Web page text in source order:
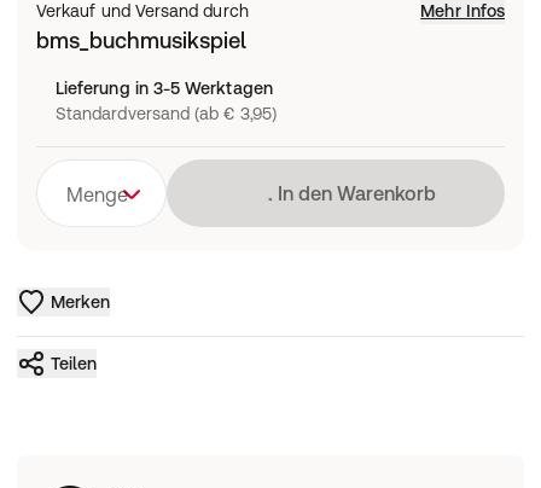
Verkauf und Versand durch Mehr Infos
bms_buchmusikspiel
Lieferung in 3-5 Werktagen
Standardversand (ab € 3,95)
Menge Lädt
In den Warenkorb
Merken
Teilen